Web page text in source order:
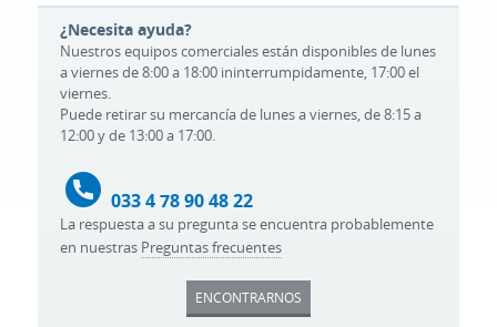
¿Necesita ayuda?
Nuestros equipos comerciales están disponibles de lunes
a viernes de 8:00 a 18:00 ininterrumpidamente, 17:00 el
viernes.
Puede retirar su mercancía de lunes a viernes, de 8:15 a
12:00 y de 13:00 a 17:00.
033 4 78 90 48 22
La respuesta a su pregunta se encuentra probablemente
en nuestras Preguntas frecuentes
ENCONTRARNOS